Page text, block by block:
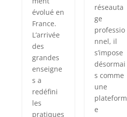
évolué en
France.
L’arrivée
des
grandes
enseigne
s a
redéfini
les
pratiques
réseauta
ge
professio
nnel, il
s’impose
désormai
s comme
une
plateform
e